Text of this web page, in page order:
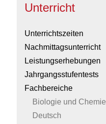
Unterricht
Unterrichtszeiten
Nachmittagsunterricht
Leistungserhebungen
Jahrgangsstufentests
Fachbereiche
Biologie und Chemie
Deutsch